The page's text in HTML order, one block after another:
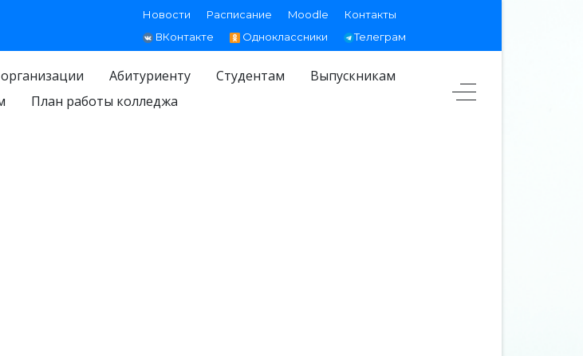
Новости Расписание Moodle
Контакты
ВКонтакте
Одноклассники Телеграм
Абитуриенту Студентам
Выпускникам
План работы колледжа